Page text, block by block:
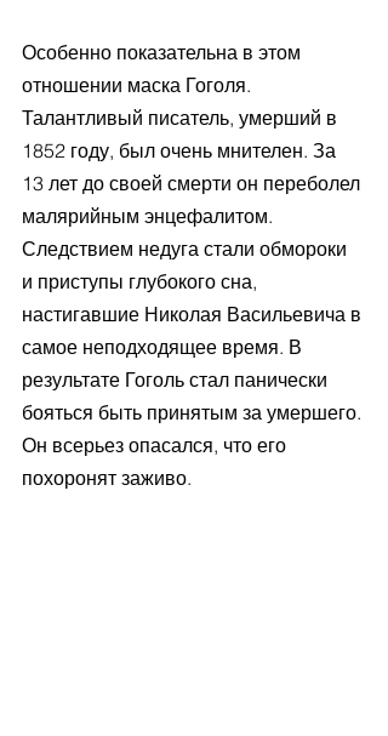
Особенно показательна в этом
отношении маска Гоголя.
Талантливый писатель, умерший в
1852 году, был очень мнителен. За
13 лет до своей смерти он переболел
малярийным энцефалитом.
Следствием недуга стали обмороки
и приступы глубокого сна,
настигавшие Николая Васильевича в
самое неподходящее время. В
результате Гоголь стал панически
бояться быть принятым за умершего.
Он всерьез опасался, что его
похоронят заживо.